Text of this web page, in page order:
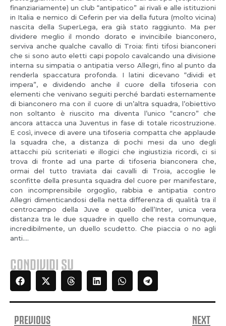
finanziariamente) un club “antipatico” ai rivali e alle istituzioni
in Italia e nemico di Ceferin per via della futura (molto vicina)
nascita della SuperLega, era già stato raggiunto. Ma per
dividere meglio il mondo dorato e invincibile bianconero,
serviva anche qualche cavallo di Troia: finti tifosi bianconeri
che si sono auto eletti capi popolo cavalcando una divisione
interna su simpatia o antipatia verso Allegri, fino al punto da
renderla spaccatura profonda. I latini dicevano “dividi et
impera”, e dividendo anche il cuore della tifoseria con
elementi che venivano seguiti perché bardati esternamente
di bianconero ma con il cuore di un’altra squadra, l’obiettivo
non soltanto è riuscito ma diventa l’unico “cancro” che
ancora attacca una Juventus in fase di totale ricostruzione.
E così, invece di avere una tifoseria compatta che applaude
la squadra che, a distanza di pochi mesi da uno degli
attacchi più scriteriati e illogici che ingiustizia ricordi, ci si
trova di fronte ad una parte di tifoseria bianconera che,
ormai del tutto traviata dai cavalli di Troia, accoglie le
sconfitte della presunta squadra del cuore per manifestare,
con incomprensibile orgoglio, rabbia e antipatia contro
Allegri dimenticandosi della netta differenza di qualità tra il
centrocampo della Juve e quello dell’Inter, unica vera
distanza tra le due squadre in quello che resta comunque,
incredibilmente, un duello scudetto. Che piaccia o no agli
anti….
CONDIVIDI SU
PREVIOUS NEXT